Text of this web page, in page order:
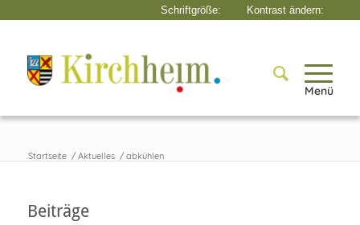
Menü
Startseite / Aktuelles / abkühlen
Beiträge